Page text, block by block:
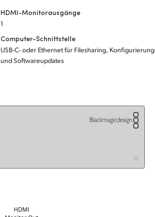
HDMI-Monitorausgänge
1
Computer-Schnittstelle
USB-C- oder Ethernet für Filesharing, Konfigurierung
und Softwareupdates